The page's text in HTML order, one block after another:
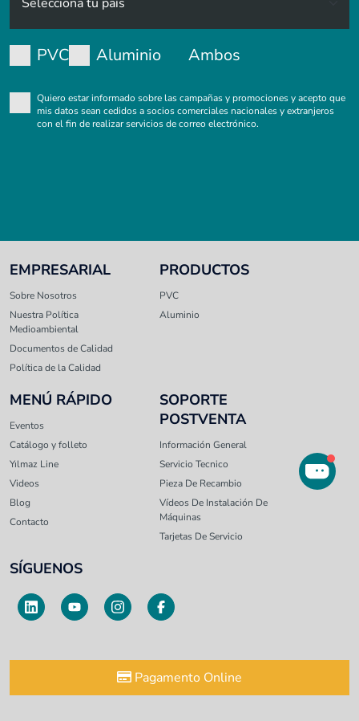
PVC Aluminio Ambos
Quiero estar informado sobre las campañas y promociones y acepto que
mis datos sean cedidos a socios comerciales nacionales y extranjeros
con el fin de realizar servicios de correo electrónico.
EMPRESARIAL
Sobre Nosotros
Nuestra Política
Medioambiental
Documentos de Calidad
Política de la Calidad
PRODUCTOS
PVC
Aluminio
MENÚ RÁPIDO
Eventos
Catálogo y folleto
Yılmaz Line
Videos
Blog
Contacto
SOPORTE
POSTVENTA
Información General
Servicio Tecnico
Pieza De Recambio
Vídeos De Instalación De
Máquinas
Tarjetas De Servicio
SÍGUENOS
Pagamento Online